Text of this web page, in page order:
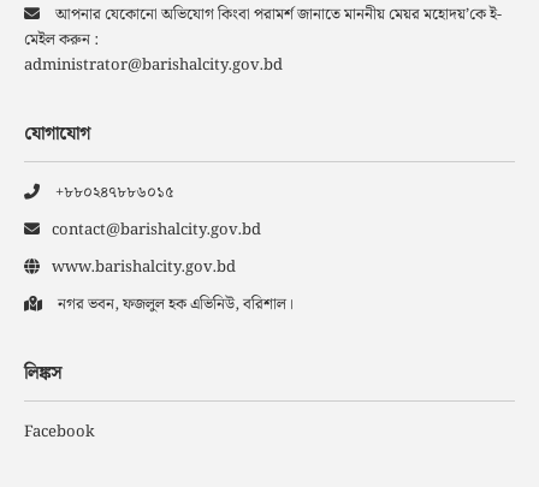
আপনার যেকোনো অভিযোগ কিংবা পরামর্শ জানাতে মাননীয় মেয়র মহোদয়’কে ই-
মেইল করুন :
administrator@barishalcity.gov.bd
যোগাযোগ
+৮৮০২৪৭৮৮৬০১৫
contact@barishalcity.gov.bd
www.barishalcity.gov.bd
নগর ভবন, ফজলুল হক এভিনিউ, বরিশাল।
লিঙ্কস
Facebook